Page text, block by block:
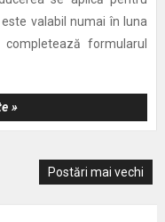
valabil numai în luna
formularul
»
Postări mai vechi